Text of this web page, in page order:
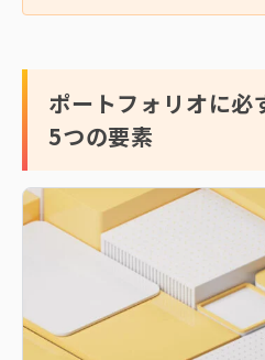
ポートフォリオに必
5つの要素